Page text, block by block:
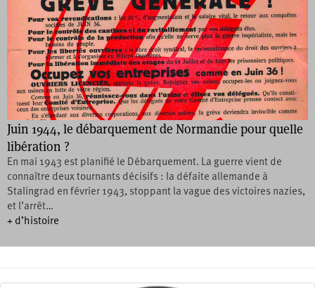
Juin 1944, le débarquement de Normandie pour quelle
libération ?
En mai 1943 est planifié le Débarquement. La guerre vient de
connaître deux tournants décisifs : la défaite allemande à
Stalingrad en février 1943, stoppant la vague des victoires nazies,
et l’arrêt…
+ d’histoire